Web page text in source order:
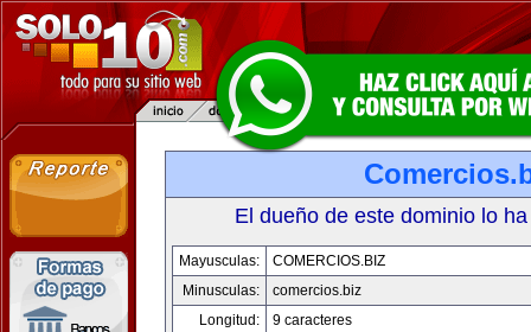
El dueño de este dominio lo
Mayusculas:
COMERCIOS.BIZ
Minusculas:
comercios.biz
Longitud:
9 caracteres